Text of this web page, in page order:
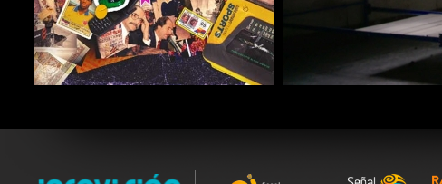
COMPARTIR COMPARTIR